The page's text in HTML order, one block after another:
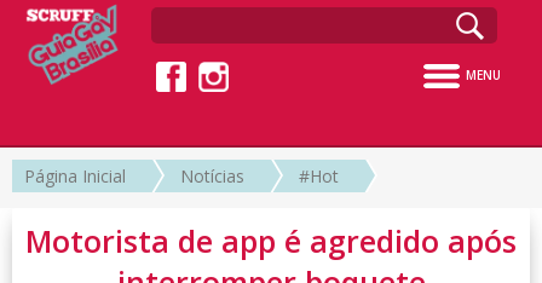
MENU
Página Inicial Notícias #Hot
Motorista de app é agredido após